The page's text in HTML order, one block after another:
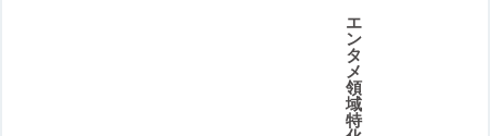
エ
ン
タ
メ
領
域
特